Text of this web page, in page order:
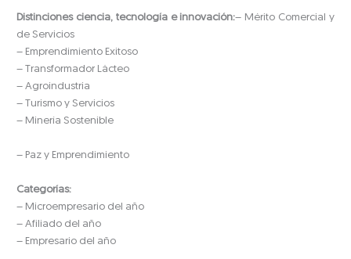
Distinciones ciencia, tecnología e innovación:– Mérito Comercial y
de Servicios
– Emprendimiento Exitoso
– Transformador Lácteo
– Agroindustria
– Turismo y Servicios
– Minería Sostenible
– Paz y Emprendimiento
Categorías:
– Microempresario del año
– Afiliado del año
– Empresario del año